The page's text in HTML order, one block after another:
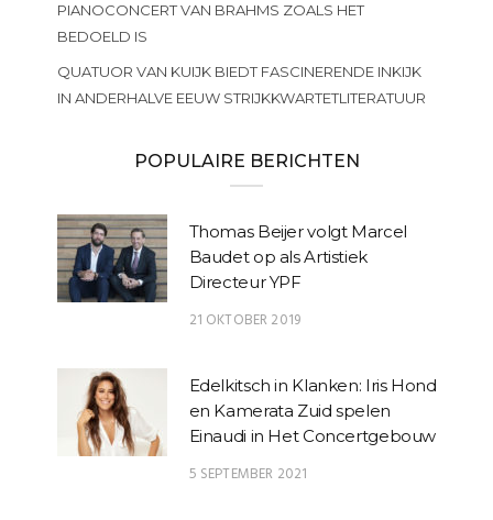
PIANOCONCERT VAN BRAHMS ZOALS HET
BEDOELD IS
QUATUOR VAN KUIJK BIEDT FASCINERENDE INKIJK
IN ANDERHALVE EEUW STRIJKKWARTETLITERATUUR
POPULAIRE BERICHTEN
Thomas Beijer volgt Marcel
Baudet op als Artistiek
Directeur YPF
21 OKTOBER 2019
Edelkitsch in Klanken: Iris Hond
en Kamerata Zuid spelen
Einaudi in Het Concertgebouw
5 SEPTEMBER 2021